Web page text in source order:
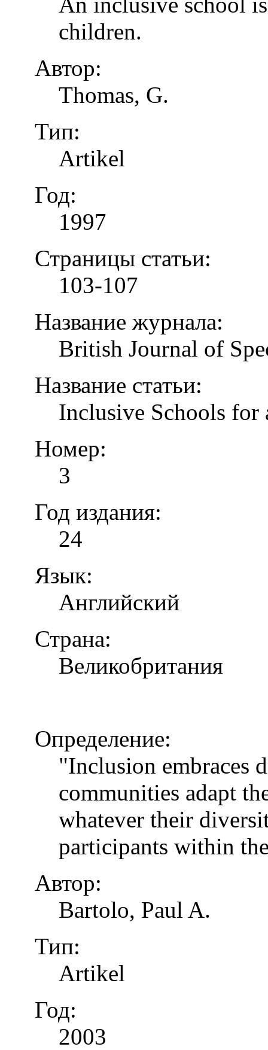
children.
Автор:
Thomas, G.
Тип:
Artikel
Год:
1997
Страницы статьи:
103-107
Название журнала:
British Journal of
Название статьи:
Inclusive Schools for
Номер:
3
Год издания:
24
Язык:
Английский
Страна:
Великобритания
Определение:
"Inclusion embraces
communities adapt
whatever their
participants within
Автор:
Bartolo, Paul A.
Тип:
Artikel
Год:
2003